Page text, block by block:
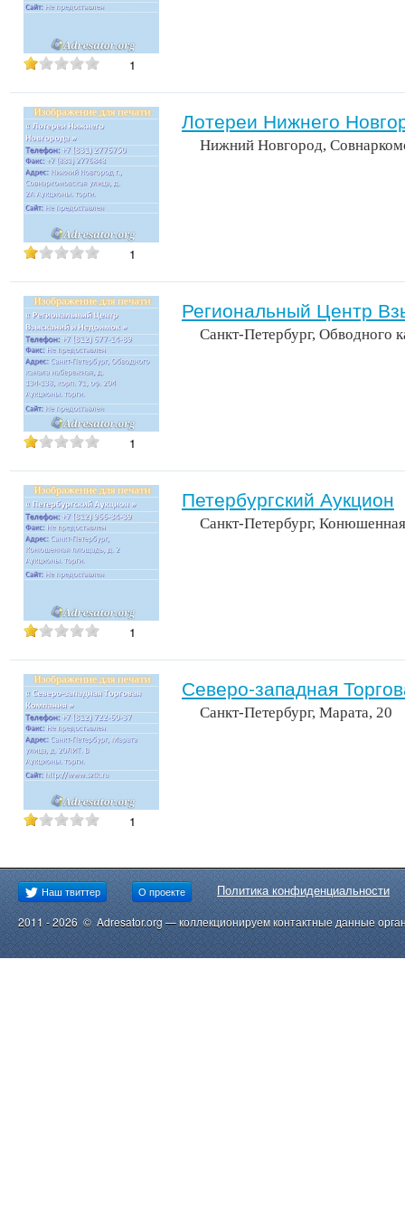
1
1
Лотереи Нижнего
Нижний Новгород,
1
Региональный Центр
Санкт-Петербург, Обводного
1
Петербургский Аукцион
Санкт-Петербург,
1
Северо-западная
Санкт-Петербург, Марата, 20
Наш твиттер О проекте Политика конфиденциальности
2011 - 2026 © Adresator.org — коллекционируем контактные данные